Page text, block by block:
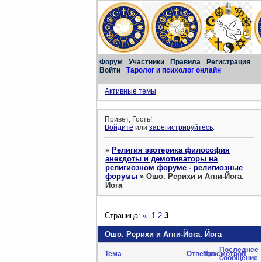
Форум Участники Правила
Регистрация
Войти
Таролог и психолог онлайн
Активные темы
Привет, Гость!
Войдите илизарегистрируйтесь.
»Религия эзотерика философия
анекдоты и демотиваторы на
религиозном форуме - религиозные
форумы »Ошо. Рерихи и Агни-Йога.
Йога
Ошо. Рерихи и Агни-Йога. Йога
Страница:« 1 2 3
Тема ОтветовПросмотров
Последнее
сообщение